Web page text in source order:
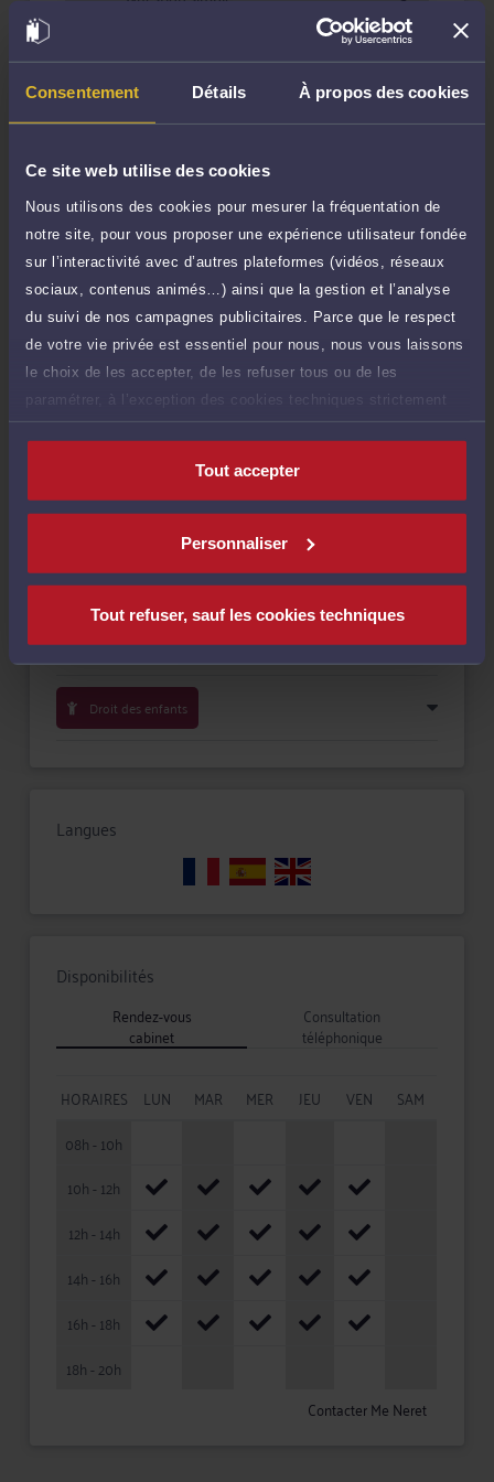
Consentement Détails À propos des cookies
Ce site web utilise des cookies
Nous utilisons des cookies pour mesurer la fréquentation de
notre site, pour vous proposer une expérience utilisateur fondée
sur l’interactivité avec d’autres plateformes (vidéos, réseaux
sociaux, contenus animés…) ainsi que la gestion et l’analyse
du suivi de nos campagnes publicitaires. Parce que le respect
de votre vie privée est essentiel pour nous, nous vous laissons
le choix de les accepter, de les refuser tous ou de les
paramétrer, à l’exception des cookies techniques strictement
nécessaires au fonctionnement du site.
Tout accepter
Personnaliser
Tout refuser, sauf les cookies techniques
Réponse concise à votre question (moins TTC
Poser une question
Etude de votre dossier + possibilité
Consulter par écrit
Payer des honoraires ou une facture
Vous souhaitez payer une facture ou des
honoraires à l’avocat par Carte Bancaire.
Payer
Compétences
Droit immobilier
Droit de la famille, des personnes et de leur patrimoine
Droit des enfants
Langues
Disponibilités
Rendez-vous
cabinet
Consultation
téléphonique
HORAIRES LUN MAR MER JEU VEN
SAM
08h - 10h
10h - 12h
12h - 14h
14h - 16h
16h - 18h
18h - 20h
Contacter Me Neret